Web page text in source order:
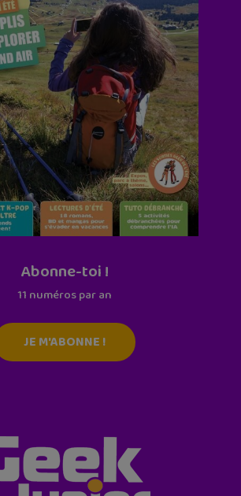
Abonne-toi !
11 numéros par an
JE M'ABONNE !